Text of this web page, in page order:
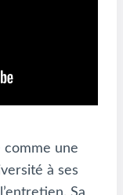
comme une
à ses